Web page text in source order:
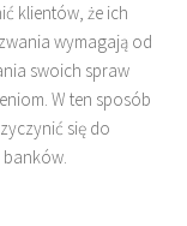
klientów, że ich
wymagają od
swoich spraw
W ten sposób
się do